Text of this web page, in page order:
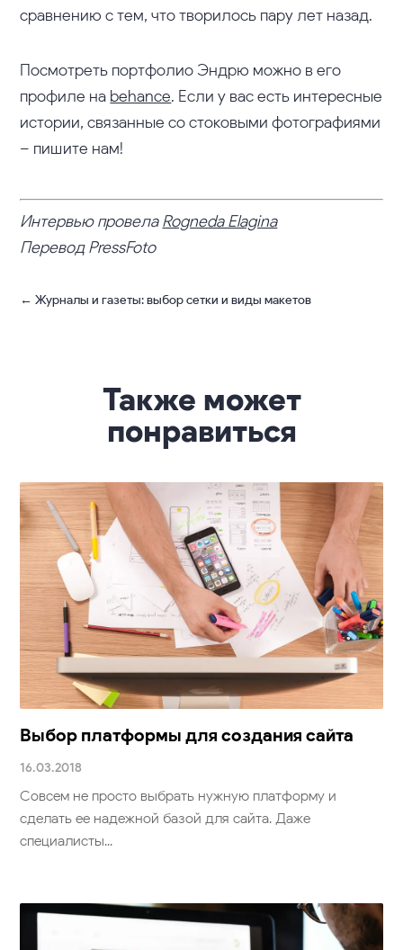
сравнению с тем, что творилось пару лет назад.
Посмотреть портфолио Эндрю можно в его
профиле на behance. Если у вас есть интересные
истории, связанные со стоковыми фотографиями
– пишите нам!
Интервью провелаRogneda Elagina
Перевод PressFoto
←Журналы и газеты: выбор сетки и виды макетов
Также может
понравиться
Выбор платформы для создания сайта
16.03.2018
Совсем не просто выбрать нужную платформу и
сделать ее надежной базой для сайта. Даже
специалисты...